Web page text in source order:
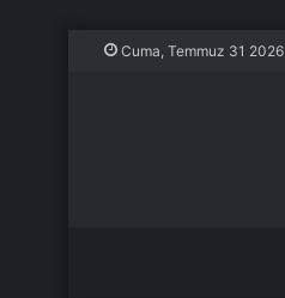
Cuma, Temmuz 31 2026